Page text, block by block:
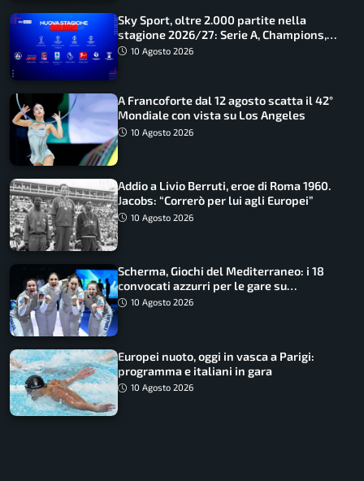
Sky Sport, oltre 2.000 partite nella
stagione 2026/27: Serie A, Champions,
Premier e tutte le novità
10 Agosto 2026
A Francoforte dal 12 agosto scatta il 42°
Mondiale con vista su Los Angeles
10 Agosto 2026
Addio a Livio Berruti, eroe di Roma 1960.
Jacobs: “Correrò per lui agli Europei”
10 Agosto 2026
Scherma, Giochi del Mediterraneo: i 18
convocati azzurri per le gare su
SportFaceTV
10 Agosto 2026
Europei nuoto, oggi in vasca a Parigi:
programma e italiani in gara
10 Agosto 2026